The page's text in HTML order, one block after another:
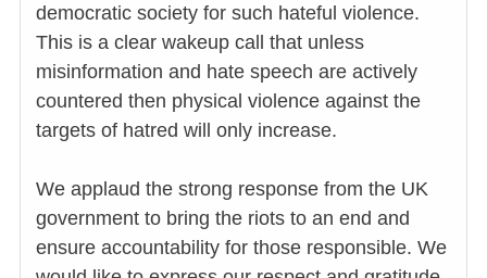
democratic society for such hateful violence.
This is a clear wakeup call that unless
misinformation and hate speech are actively
countered then physical violence against the
targets of hatred will only increase.
We applaud the strong response from the UK
government to bring the riots to an end and
ensure accountability for those responsible. We